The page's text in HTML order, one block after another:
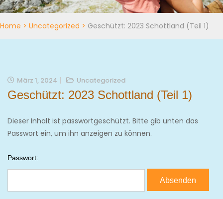
Home > Uncategorized > Geschützt: 2023 Schottland (Teil 1)
März 1, 2024 Uncategorized
Geschützt: 2023 Schottland (Teil 1)
Dieser Inhalt ist passwortgeschützt. Bitte gib unten das
Passwort ein, um ihn anzeigen zu können.
Passwort: